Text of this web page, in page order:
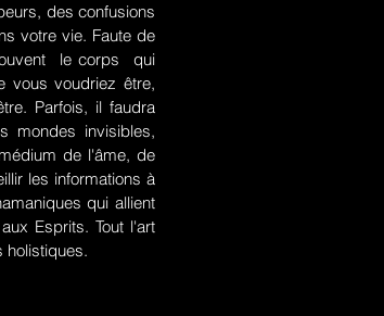
des confusions
votre vie. Faute de
le corps qui
vous voudriez être,
Parfois, il faudra
mondes invisibles,
de l'âme, de
les informations à
qui allient
Esprits. Tout l'art
holistiques.